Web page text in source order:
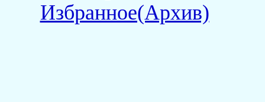
Избранное(Архив)